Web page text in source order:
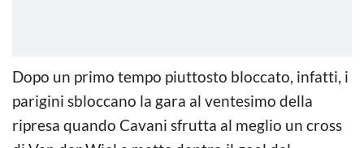
Dopo un primo tempo piuttosto bloccato, infatti, i
parigini sbloccano la gara al ventesimo della
ripresa quando Cavani sfrutta al meglio un cross